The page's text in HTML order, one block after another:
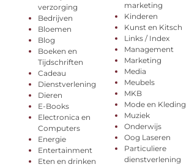
verzorging
Bedrijven
Bloemen
Blog
Boeken en
Tijdschriften
Cadeau
Dienstverlening
Dieren
E-Books
Electronica en
Computers
Energie
Entertainment
Eten en drinken
marketing
Kinderen
Kunst en Kitsch
Links / Index
Management
Marketing
Media
Meubels
MKB
Mode en Kleding
Muziek
Onderwijs
Oog Laseren
Particuliere
dienstverlening